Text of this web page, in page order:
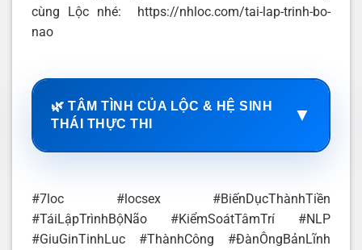
cùng Lộc nhé: https://nhloc.com/tai-lap-trinh-bo-
nao
🌿 TÂM TÌNH CỦA LỘC & HỆ SINH
THÁI THỰC THI
▼
#7loc #locsex #BiếnDụcThànhTiền
#TáiLậpTrìnhBộNão #KiểmSoátTâmTrí #NLP
#GiuGinTinhLuc #ThànhCông #ĐànÔngBảnLĩnh